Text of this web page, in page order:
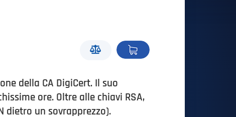
della CA DigiCert. Il suo
ore. Oltre alle chiavi RSA,
dietro un sovrapprezzo).